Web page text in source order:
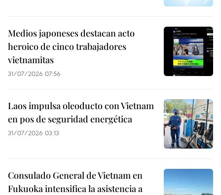
Medios japoneses destacan acto
heroico de cinco trabajadores
vietnamitas
31/07/2026 07:56
Laos impulsa oleoducto con Vietnam
en pos de seguridad energética
31/07/2026 03:13
Consulado General de Vietnam en
Fukuoka intensifica la asistencia a